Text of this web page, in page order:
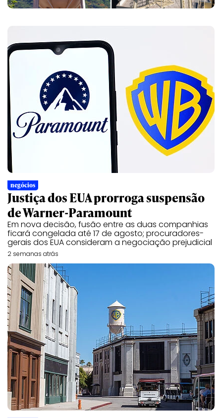
negócios
Justiça dos EUA prorroga suspensão
de Warner-Paramount
Em nova decisão, fusão entre as duas companhias
ficará congelada até 17 de agosto; procuradores-
gerais dos EUA consideram a negociação prejudicial
2 semanas atrás